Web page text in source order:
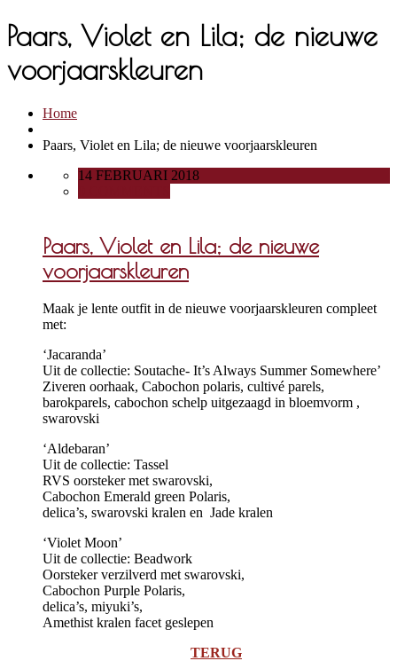
Paars, Violet en Lila; de nieuwe
voorjaarskleuren
Home
Paars, Violet en Lila; de nieuwe voorjaarskleuren
14 FEBRUARI 2018
Paars, Violet en Lila; de nieuwe
voorjaarskleuren
Maak je lente outfit in de nieuwe voorjaarskleuren compleet
met:
‘Jacaranda’
Uit de collectie: Soutache- It’s Always Summer Somewhere’
Ziveren oorhaak, Cabochon polaris, cultivé parels,
barokparels, cabochon schelp uitgezaagd in bloemvorm ,
swarovski
‘Aldebaran’
Uit de collectie: Tassel
RVS oorsteker met swarovski,
Cabochon Emerald green Polaris,
delica’s, swarovski kralen en Jade kralen
‘Violet Moon’
Uit de collectie: Beadwork
Oorsteker verzilverd met swarovski,
Cabochon Purple Polaris,
delica’s, miyuki’s,
Amethist kralen facet geslepen
TERUG